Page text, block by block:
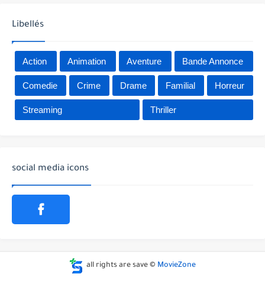
Libellés
Action Animation Aventure Bande Annonce
Comedie Crime Drame Familial Horreur
Streaming Thriller
social media icons
all rights are save © MovieZone